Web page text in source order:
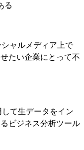
る
ャルメディア上で
たい企業にとって不
て生データをイン
ビジネス分析ツール